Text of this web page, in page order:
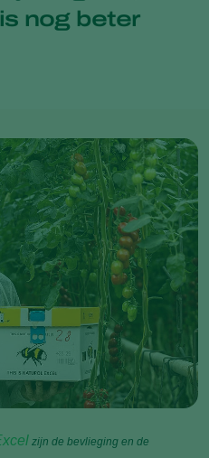
nog beter
zijn de bevlieging en de